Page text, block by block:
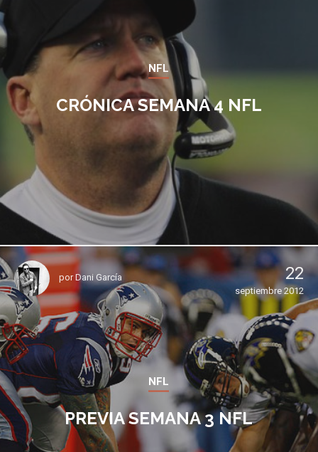
NFL
CRÓNICA SEMANA 4 NFL
porDani García 22
septiembre 2012
NFL
PREVIA SEMANA 3 NFL